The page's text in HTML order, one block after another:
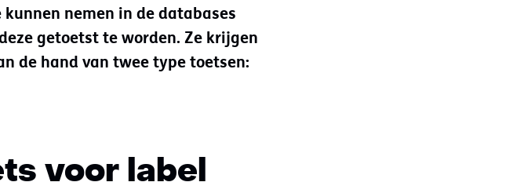
nemen in de databases
getoetst te worden. Ze krijgen
de hand van twee type toetsen:
voor label